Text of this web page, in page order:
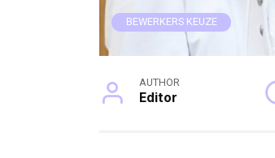
BEWERKERS KEUZE
AUTHOR
Editor